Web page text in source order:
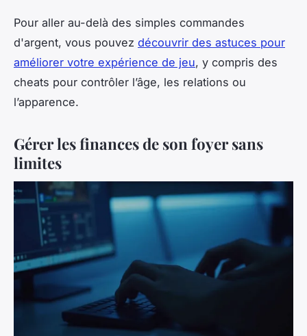
Pour aller au-delà des simples commandes
d'argent, vous pouvez découvrir des astuces pour
améliorer votre expérience de jeu, y compris des
cheats pour contrôler l’âge, les relations ou
l’apparence.
Gérer les finances de son foyer sans
limites